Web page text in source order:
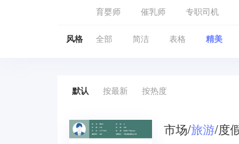
育婴师 催乳师 专职司机
风格 全部 简洁 表格 精美
默认 按最新 按热度
市场/旅游/度